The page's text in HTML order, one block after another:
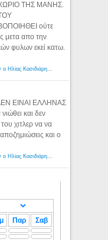
ΤΗΣ ΜΑΝΗΣ.
ούτε
μετα απο την
φυλων εκεί κατω.
Αμερικανοί ρατσιστές αναρωτιούνται αν ο Ηλίας Κασιδιάρης ανήκει στη λευκή φυλή... - Λόγιος Ερμής
ΕΙΝΑΙ ΕΛΛΗΝΑΣ
και δεν
χιτλερ να να
και ο
Αμερικανοί ρατσιστές αναρωτιούνται αν ο Ηλίας Κασιδιάρης ανήκει στη λευκή φυλή... - Λόγιος Ερμής
Παρ Σαβ